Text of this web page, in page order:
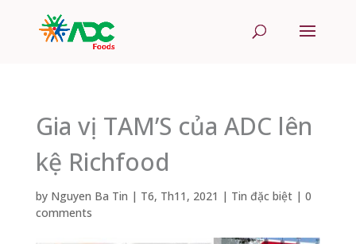
Gia vị TAM’S của ADC lên
kệ Richfood
by Nguyen Ba Tin | T6, Th11, 2021 | Tin đặc biệt| 0
comments